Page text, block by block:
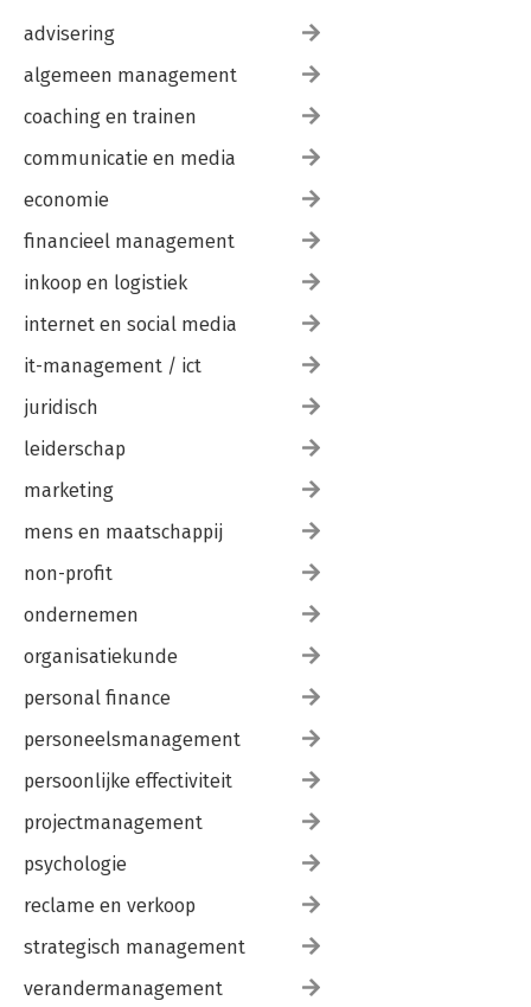
advisering
algemeen management
coaching en trainen
communicatie en media
economie
financieel management
inkoop en logistiek
internet en social media
it-management / ict
juridisch
leiderschap
marketing
mens en maatschappij
non-profit
ondernemen
organisatiekunde
personal finance
personeelsmanagement
persoonlijke effectiviteit
projectmanagement
psychologie
reclame en verkoop
strategisch management
verandermanagement